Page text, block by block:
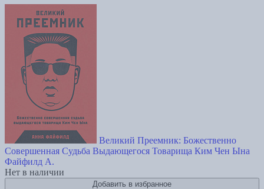
Великий Преемник: Божественно
Совершенная Судьба Выдающегося Товарища Ким Чен Ына
Файфилд А.
Нет в наличии
Добавить в избранное